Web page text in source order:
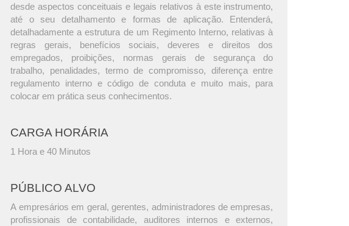
desde aspectos conceituais e legais relativos à este instrumento,
até o seu detalhamento e formas de aplicação. Entenderá,
detalhadamente a estrutura de um Regimento Interno, relativas à
regras gerais, benefícios sociais, deveres e direitos dos
empregados, proibições, normas gerais de segurança do
trabalho, penalidades, termo de compromisso, diferença entre
regulamento interno e código de conduta e muito mais, para
colocar em prática seus conhecimentos.
CARGA HORÁRIA
1 Hora e 40 Minutos
PÚBLICO ALVO
A empresários em geral, gerentes, administradores de empresas,
profissionais de contabilidade, auditores internos e externos,